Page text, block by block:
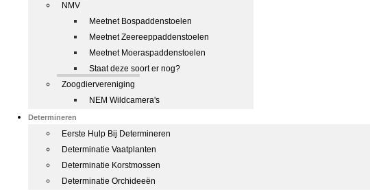
NMV
Meetnet Bospaddenstoelen
Meetnet Zeereeppaddenstoelen
Meetnet Moeraspaddenstoelen
Staat deze soort er nog?
Zoogdiervereniging
NEM Wildcamera's
Determineren
Eerste Hulp Bij Determineren
Determinatie Vaatplanten
Determinatie Korstmossen
Determinatie Orchideeën